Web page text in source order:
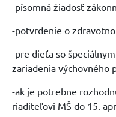
-písomná žiadosť
-potvrdenie o
-pre dieťa so
zariadenia výchovného
-ak je potrebne
riaditeľovi MŠ do 15.